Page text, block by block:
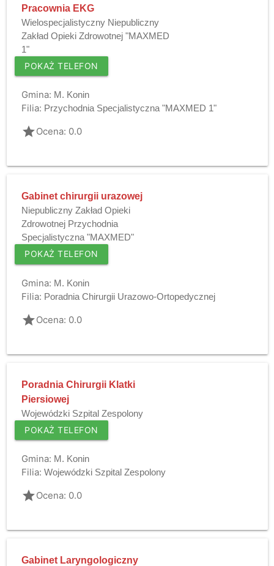
Pracownia EKG
Wielospecjalistyczny Niepubliczny
Zakład Opieki Zdrowotnej "MAXMED
1"
POKAŻ TELEFON
Gmina: M. Konin
Filia: Przychodnia Specjalistyczna "MAXMED 1"
gradeOcena: 0.0
Gabinet chirurgii urazowej
Niepubliczny Zakład Opieki
Zdrowotnej Przychodnia
Specjalistyczna "MAXMED"
POKAŻ TELEFON
Gmina: M. Konin
Filia: Poradnia Chirurgii Urazowo-Ortopedycznej
gradeOcena: 0.0
Poradnia Chirurgii Klatki
Piersiowej
Wojewódzki Szpital Zespolony
POKAŻ TELEFON
Gmina: M. Konin
Filia: Wojewódzki Szpital Zespolony
gradeOcena: 0.0
Gabinet Laryngologiczny